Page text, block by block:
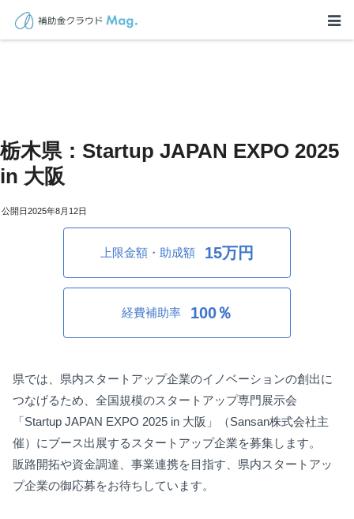
栃木県：Startup JAPAN EXPO 2025
in 大阪
2025年8月12日
上限金額・助成額 15万円
経費補助率 100％
県では、県内スタートアップ企業のイノベーションの創出に
つなげるため、全国規模のスタートアップ専門展示会
「Startup JAPAN EXPO 2025 in 大阪」（Sansan株式会社主
催）にブース出展するスタートアップ企業を募集します。
販路開拓や資金調達、事業連携を目指す、県内スタートアッ
プ企業の御応募をお待ちしています。